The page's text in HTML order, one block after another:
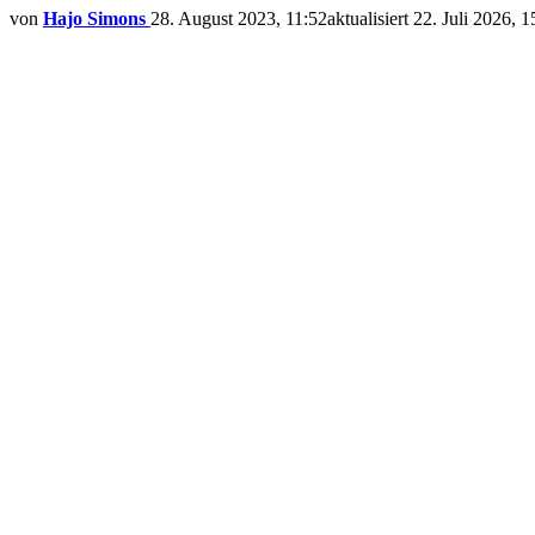
von Hajo Simons 28. August 2023, 11:52aktualisiert 22. Juli 2026,